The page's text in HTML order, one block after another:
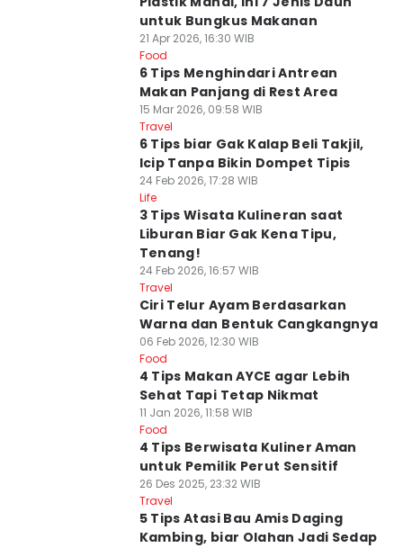
untuk Bungkus Makanan
21 Apr 2026, 16:30 WIB
Food
6 Tips Menghindari Antrean
Makan Panjang di Rest Area
15 Mar 2026, 09:58 WIB
Travel
6 Tips biar Gak Kalap Beli Takjil,
Icip Tanpa Bikin Dompet Tipis
24 Feb 2026, 17:28 WIB
Life
3 Tips Wisata Kulineran saat
Liburan Biar Gak Kena Tipu,
Tenang!
24 Feb 2026, 16:57 WIB
Travel
Ciri Telur Ayam Berdasarkan
Warna dan Bentuk Cangkangnya
06 Feb 2026, 12:30 WIB
Food
4 Tips Makan AYCE agar Lebih
Sehat Tapi Tetap Nikmat
11 Jan 2026, 11:58 WIB
Food
4 Tips Berwisata Kuliner Aman
untuk Pemilik Perut Sensitif
26 Des 2025, 23:32 WIB
Travel
5 Tips Atasi Bau Amis Daging
Kambing, biar Olahan Jadi Sedap